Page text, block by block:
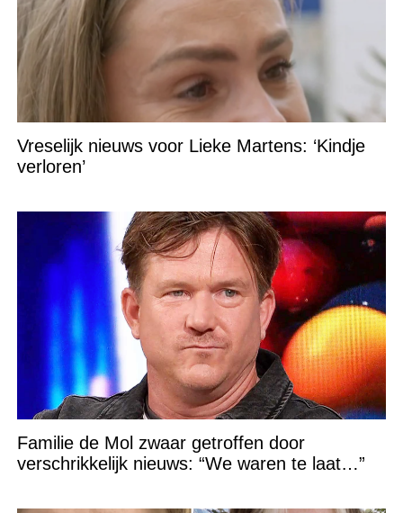
Vreselijk nieuws voor Lieke Martens: ‘Kindje
verloren’
Familie de Mol zwaar getroffen door
verschrikkelijk nieuws: “We waren te laat…”